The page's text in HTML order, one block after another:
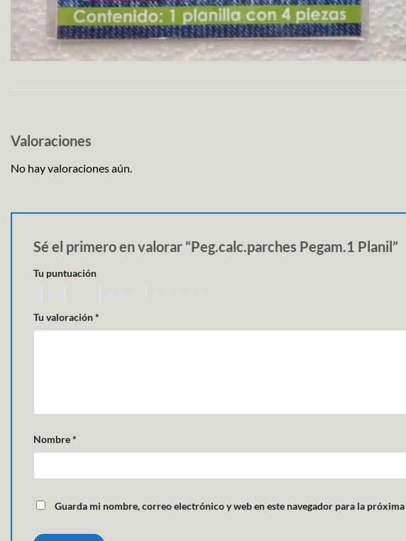
Valoraciones
No hay valoraciones aún.
Sé el primero en valorar “Peg.calc.parches Pegam.1 Planil”
Tu puntuación
Tu valoración*
Nombre*
Guarda mi nombre, correo electrónico y web en este navegador para la